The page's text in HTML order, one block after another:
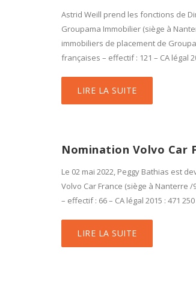
Astrid Weill prend les fonctions de
Groupama Immobilier (siège à
immobiliers de placement de
françaises – effectif : 121 – CA légal
LIRE LA SUITE
Nomination Volvo Car
Le 02 mai 2022, Peggy Bathias est
Volvo Car France (siège à Nanterre
– effectif : 66 – CA légal 2015 : 471 250
LIRE LA SUITE